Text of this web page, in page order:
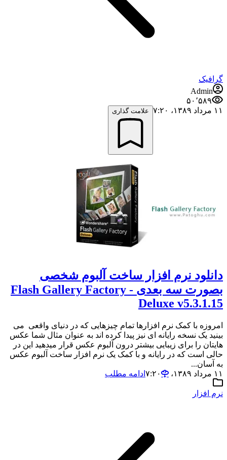
گرافیک
Admin
۵۰٬۵۸۹
۱۱ مرداد ۱۳۸۹،‏ ۷:۲۰
علامت گذاری
دانلود نرم افزار ساخت آلبوم شخصی
بصورت سه بعدی - Flash Gallery Factory
Deluxe v5.3.1.15
امروزه با کمک نرم افزارها تمام چیزهایی که در دنیای واقعی می
بینید یک نسخه رایانه ای نیز پیدا کرده اند به عنوان مثال شما عکس
هایتان را برای زیبایی بیشتر درون آلبوم عکس قرار میدهید این در
حالی است که در رایانه و با کمک یک نرم افزار ساخت آلبوم عکس
به آسان...
۱۱ مرداد ۱۳۸۹،‏ ۷:۲۰
ادامه مطلب
نرم افزار